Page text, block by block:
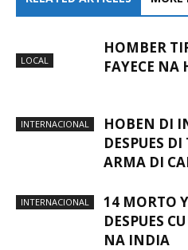
LOCAL
HOMBER
FAYECE NA
INTERNACIONAL
HOBEN DI
DESPUES
ARMA DI
INTERNACIONAL
14 MORTO
DESPUES
NA INDIA